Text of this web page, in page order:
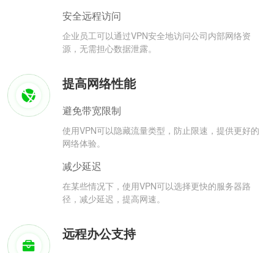
安全远程访问
企业员工可以通过VPN安全地访问公司内部网络资
源，无需担心数据泄露。
提高网络性能
避免带宽限制
使用VPN可以隐藏流量类型，防止限速，提供更好的
网络体验。
减少延迟
在某些情况下，使用VPN可以选择更快的服务器路
径，减少延迟，提高网速。
远程办公支持